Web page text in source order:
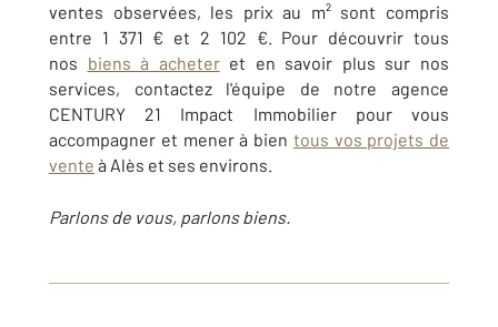
ventes observées, les prix au m² sont compris
entre 1 371 € et 2 102 €. Pour découvrir tous
nos biens à acheteret en savoir plus sur nos
services, contactez l'équipe de notre agence
CENTURY 21 Impact Immobilier pour vous
accompagner et mener à bien tous vos projets de
vente à Alès et ses environs.
Parlons de vous, parlons biens.